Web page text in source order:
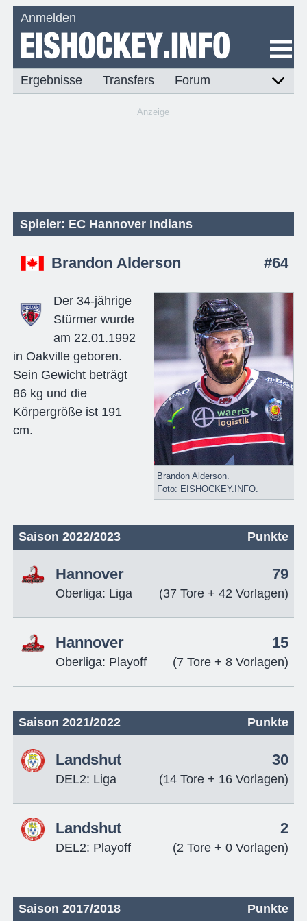
Anmelden
Ergebnisse Transfers Forum
Anzeige
Spieler: EC Hannover Indians
Brandon Alderson #64
Brandon Alderson.
Foto: EISHOCKEY.INFO.
Der 34-jährige
Stürmer wurde
am 22.01.1992
in Oakville geboren.
Sein Gewicht beträgt
86 kg und die
Körpergröße ist 191
cm.
Saison 2022/2023 Punkte
Hannover
Oberliga: Liga
79
(37 Tore + 42 Vorlagen)
Hannover
Oberliga: Playoff
15
(7 Tore + 8 Vorlagen)
Saison 2021/2022 Punkte
Landshut
DEL2: Liga
30
(14 Tore + 16 Vorlagen)
Landshut
DEL2: Playoff
2
(2 Tore + 0 Vorlagen)
Saison 2017/2018 Punkte